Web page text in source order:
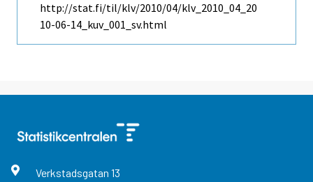
http://stat.fi/til/klv/2010/04/klv_2010_04_20
10-06-14_kuv_001_sv.html
Verkstadsgatan 13